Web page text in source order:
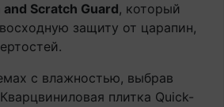
and Scratch Guard, который
защиту от царапин,
с влажностью, выбрав
плитка Quick-